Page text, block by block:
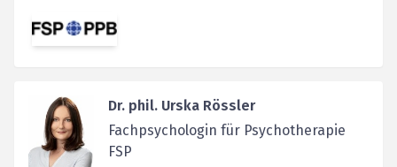
Dr. phil. Urska Rössler
Fachpsychologin für Psychotherapie
FSP